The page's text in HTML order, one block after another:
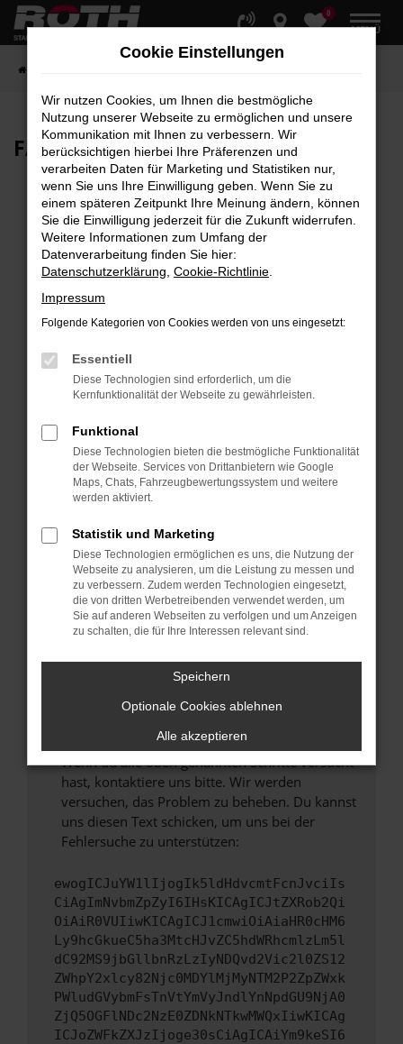
Zum
Hauptinhalt
0
MENÜ
FAHRZEUG-SHOWROOM
Fehler: Network Error
Beim Laden ist ein Fehler aufgetreten.
Hier sind ein paar Tipps, die dir helfen können:
Überprüfe deine Firewall und deine
Laden andere Webseiten, zum Beispiel deine
Suchmaschine?
Prüfe deine Browsererweiterungen.
Manche Erweiterungen, wie Werbeblocker,
können das Laden bestimmter Seiten
verhindern. Funktioniert die Seite in einem
anderen Browser oder in einem privaten
Fenster?
Starte dein Gerät neu.
Das kann manchmal helfen, vorübergehende
Probleme zu beheben.
Stelle sicher, dass dein Browser und dein
Betriebssystem auf dem neuesten Stand
sind.
Sicherheitsrisiko, sondern kann auch dazu
unterstützt werden.
Wende dich an den Webseitenbetreiber.
Wenn du alle oben genannten Schritte versucht
hast, kontaktiere uns bitte. Wir werden
versuchen, das Problem zu beheben. Du kannst
uns diesen Text schicken, um uns bei der
Fehlersuche zu unterstützen:
ewogICJuYW1lIjogIk5ldHdvcmtFcnJvciIs
CiAgImNvbmZpZyI6IHsKICAgICJtZXRob2Qi
OiAiR0VUIiwKICAgICJ1cmwiOiAiaHR0cHM6
Ly9hcGkueC5ha3MtcHJvZC5hdWRhcmlzLm5l
dC92MS9jbGllbnRzLzIyNDQvd2Vic2l0ZS12
ZWhpY2xlcy82Njc0MDYlMjMyNTM2P2ZpZWxk
PWludGVybmFsTnVtYmVyJndlYnNpdGU9NjA0
ZjQ5OGFlNDc2NzE0ZDNkNTkwMWQxIiwKICAg
ICJoZWFkZXJzIjoge30sCiAgICAiYm9keSI6
Cookie Einstellungen
Wir nutzen Cookies, um Ihnen die bestmögliche
Nutzung unserer Webseite zu ermöglichen und unsere
Kommunikation mit Ihnen zu verbessern. Wir
berücksichtigen hierbei Ihre Präferenzen und
verarbeiten Daten für Marketing und Statistiken nur,
wenn Sie uns Ihre Einwilligung geben. Wenn Sie zu
einem späteren Zeitpunkt Ihre Meinung ändern, können
Sie die Einwilligung jederzeit für die Zukunft widerrufen.
Weitere Informationen zum Umfang der
Datenverarbeitung finden Sie hier:
Datenschutzerklärung Cookie-Richtlinie
Impressum
Folgende Kategorien von Cookies werden von uns eingesetzt:
Essentiell
Diese Technologien sind erforderlich, um die
Kernfunktionalität der Webseite zu gewährleisten.
Funktional
Diese Technologien bieten die bestmögliche Funktionalität
der Webseite. Services von Drittanbietern wie Google
Maps, Chats, Fahrzeugbewertungssystem und weitere
werden aktiviert.
Statistik und Marketing
Diese Technologien ermöglichen es uns, die Nutzung der
Webseite zu analysieren, um die Leistung zu messen und
zu verbessern. Zudem werden Technologien eingesetzt,
die von dritten Werbetreibenden verwendet werden, um
Sie auf anderen Webseiten zu verfolgen und um Anzeigen
zu schalten, die für Ihre Interessen relevant sind.
Speichern
Optionale Cookies ablehnen
Alle akzeptieren